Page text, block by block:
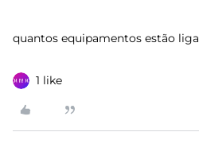
quantos equipamentos estão
1 like